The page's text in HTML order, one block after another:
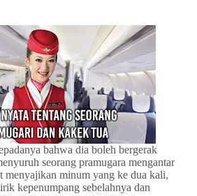
bahwa dia boleh bergerak
seorang pramugara mengantar
menyajikan minum yang ke dua kali,
kepenumpang sebelahnya dan